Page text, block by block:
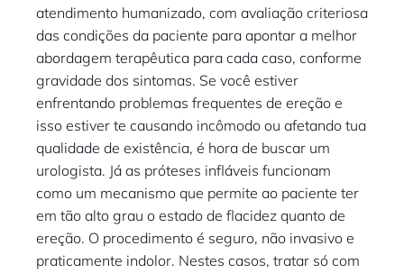
atendimento humanizado, com avaliação criteriosa
das condições da paciente para apontar a melhor
abordagem terapêutica para cada caso, conforme
gravidade dos sintomas. Se você estiver
enfrentando problemas frequentes de ereção e
isso estiver te causando incômodo ou afetando tua
qualidade de existência, é hora de buscar um
urologista. Já as próteses infláveis funcionam
como um mecanismo que permite ao paciente ter
em tão alto grau o estado de flacidez quanto de
ereção. O procedimento é seguro, não invasivo e
praticamente indolor. Nestes casos, tratar só com